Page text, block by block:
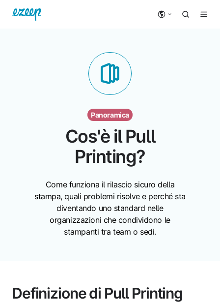
Panoramica
Cos'è il Pull
Printing?
Come funziona il rilascio sicuro della
stampa, quali problemi risolve e perché sta
diventando uno standard nelle
organizzazioni che condividono le
stampanti tra team o sedi.
Definizione di Pull Printing